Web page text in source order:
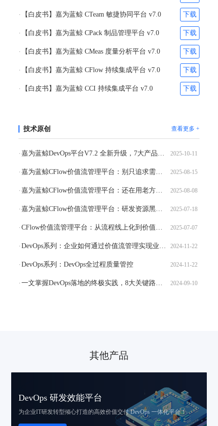
【白皮书】嘉为蓝鲸 CTeam 敏捷协同平台 v7.0 下载
【白皮书】嘉为蓝鲸 CPack 制品管理平台 v7.0 下载
【白皮书】嘉为蓝鲸 CMeas 度量分析平台 v7.0 下载
【白皮书】嘉为蓝鲸 CFlow 持续集成平台 v7.0 下载
【白皮书】嘉为蓝鲸 CCI 持续集成平台 v7.0 下载
技术原创 查看更多 +
2025-10-11
嘉为蓝鲸CFlow价值流管理平台：别只追求需求数量！稳定交付，才是让业务放心的“定心丸” 2025-08-15
嘉为蓝鲸CFlow价值流管理平台：还在用老方法考核团队？CFlow带你从新角度重构产研效率 2025-08-08
嘉为蓝鲸CFlow价值流管理平台：研发资源黑洞，终结需求返工 2025-07-18
2025-07-07
2024-11-22
DevOps系列：DevOps全过程质量管控 2024-11-22
2024-09-10
其他产品
DevOps 研发效能平台
为企业IT研发转型倾心打造的高效价值交付 DevOps 一体化平台！